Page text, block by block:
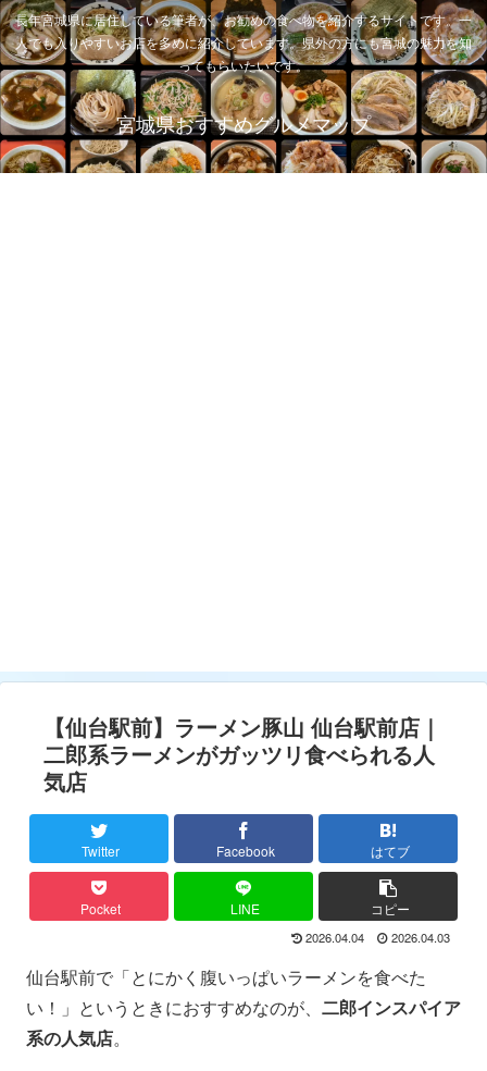
長年宮城県に居住している筆者が、お勧めの食べ物を紹介するサイトです。一
人でも入りやすいお店を多めに紹介しています。県外の方にも宮城の魅力を知
ってもらいたいです。
宮城県おすすめグルメマップ
【仙台駅前】ラーメン豚山 仙台駅前店｜
二郎系ラーメンがガッツリ食べられる人
気店
Twitter Facebook はてブ
Pocket LINE コピー
2026.04.04 2026.04.03
仙台駅前で「とにかく腹いっぱいラーメンを食べた
い！」というときにおすすめなのが、 二郎インスパイア
系の人気店。